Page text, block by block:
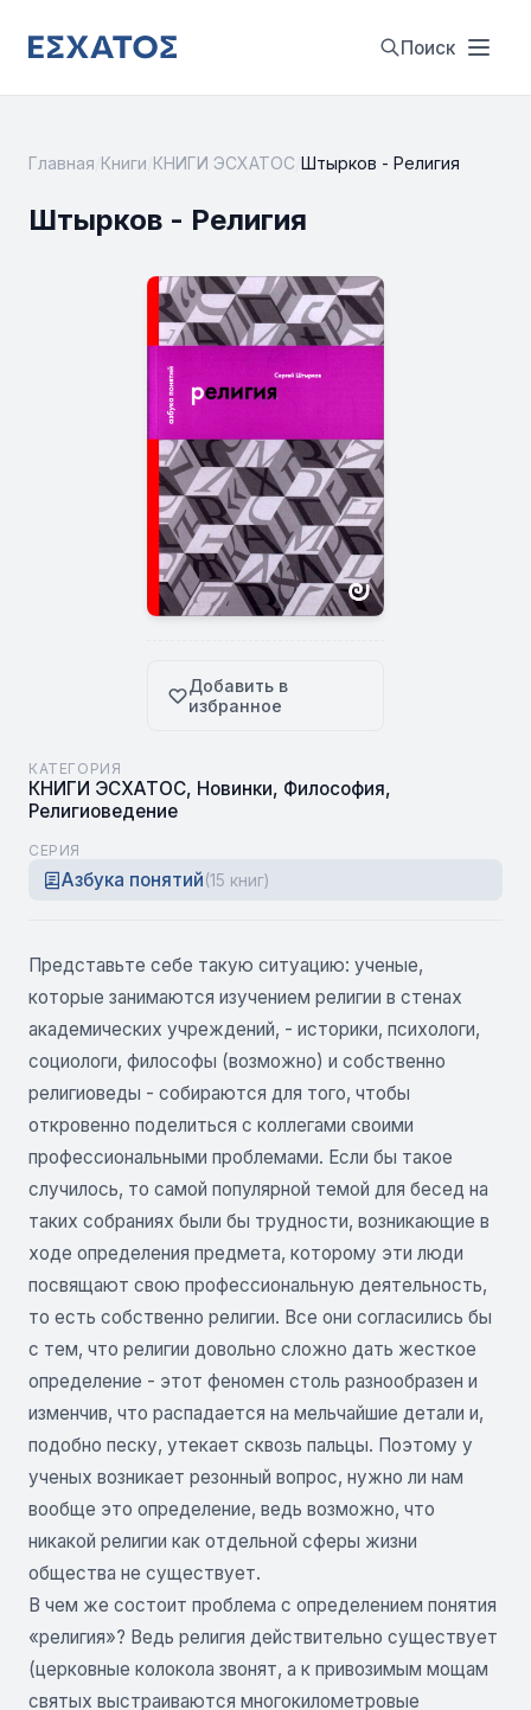
Поиск
Главная Книги КНИГИ ЭСХАТОС Штырков - Религия
Штырков - Религия
Добавить в
избранное
КАТЕГОРИЯ
КНИГИ ЭСХАТОС, Новинки, Философия,
Религиоведение
СЕРИЯ
Азбука понятий(15 книг)
Представьте себе такую ситуацию: ученые,
которые занимаются изучением религии в стенах
академических учреждений, - историки, психологи,
социологи, философы (возможно) и собственно
религиоведы - собираются для того, чтобы
откровенно поделиться с коллегами своими
профессиональными проблемами. Если бы такое
случилось, то самой популярной темой для бесед на
таких собраниях были бы трудности, возникающие в
ходе определения предмета, которому эти люди
посвящают свою профессиональную деятельность,
то есть собственно религии. Все они согласились бы
с тем, что религии довольно сложно дать жесткое
определение - этот феномен столь разнообразен и
изменчив, что распадается на мельчайшие детали и,
подобно песку, утекает сквозь пальцы. Поэтому у
ученых возникает резонный вопрос, нужно ли нам
вообще это определение, ведь возможно, что
никакой религии как отдельной сферы жизни
общества не существует.
В чем же состоит проблема с определением понятия
«религия»? Ведь религия действительно существует
(церковные колокола звонят, а к привозимым мощам
святых выстраиваются многокилометровые